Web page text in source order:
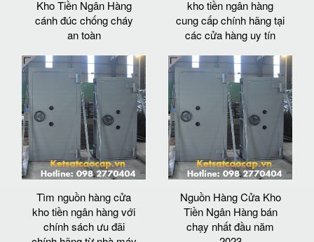
Kho Tiền Ngân Hàng
cánh đúc chống cháy
an toàn
kho tiền ngân hàng
cung cấp chính hãng tại
các cửa hàng uy tín
Tìm nguồn hàng cửa
kho tiền ngân hàng với
chính sách ưu đãi
Nguồn Hàng Cửa Kho
Tiền Ngân Hàng bán
chạy nhất đầu năm